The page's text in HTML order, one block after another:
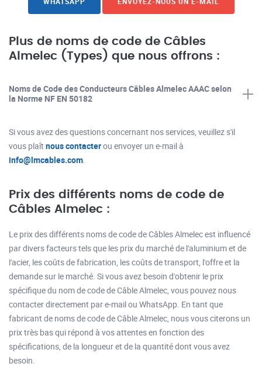
Plus de noms de code de Câbles
Almelec (Types) que nous offrons :
Noms de Code des Conducteurs Câbles Almelec AAAC selon
la Norme NF EN 50182
Si vous avez des questions concernant nos services, veuillez s'il
vous plaît nous contacterou envoyer un e-mail à
info@lmcables.com.
Prix des différents noms de code de
Câbles Almelec :
Le prix des différents noms de code de Câbles Almelec est influencé
par divers facteurs tels que les prix du marché de l'aluminium et de
l'acier, les coûts de fabrication, les coûts de transport, l'offre et la
demande sur le marché. Si vous avez besoin d'obtenir le prix
spécifique du nom de code de Câble Almelec, vous pouvez nous
contacter directement par e-mail ou WhatsApp. En tant que
fabricant de noms de code de Câble Almelec, nous vous citerons un
prix très bas qui répond à vos attentes en fonction des
spécifications, de la longueur et de la quantité dont vous avez
besoin.